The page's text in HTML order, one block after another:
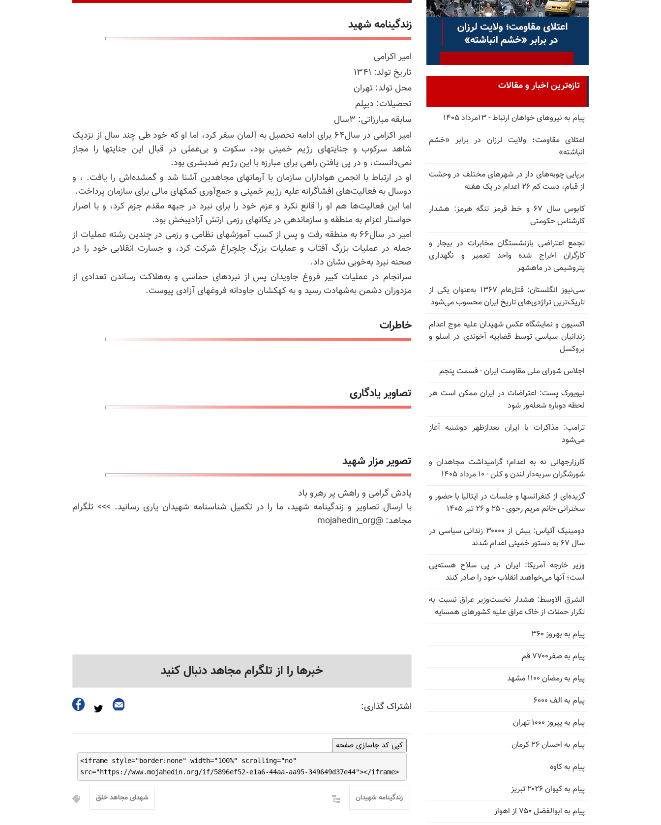
زندگینامه شهید
امیر اکرامی
تاریخ تولد: ۱۳۴۱
محل تولد: تهران
تحصیلات: دیپلم
سابقه مبارزاتی: ۳سال
امیر اکرامی در سال۶۴ برای ادامه تحصیل به آلمان سفر کرد، اما او که خود طی چند سال از نزدیک
شاهد سرکوب و جنایتهای رژیم خمینی بود، سکوت و بی‌عملی در قبال این جنایتها را مجاز
نمی‌دانست، و در پی یافتن راهی برای مبارزه با این رژیم ضدبشری بود.
او در ارتباط با انجمن هواداران سازمان با آرمانهای مجاهدین آشنا شد و گمشده‌اش را یافت. ، و
دو‌سال به فعالیت‌های افشاگرانه علیه رژیم خمینی و جمع‌آوری کمکهای مالی برای سازمان پرداخت.
اما این فعالیت‌ها هم او را قانع نکرد و عزم خود را برای نبرد در جبهه مقدم جزم کرد، و با اصرار
خواستار اعزام به منطقه و سازماندهی در یکانهای رزمی ارتش آزادیبخش بود.
امیر در سال۶۶ به منطقه رفت و پس از کسب آموزشهای نظامی و رزمی در چندین رشته عملیات از
جمله در عملیات بزرگ آفتاب و عملیات بزرگ چلچراغ شرکت کرد، و جسارت انقلابی خود را در
صحنه نبرد به‌خوبی نشان داد.
سرانجام در عملیات کبیر فروغ جاویدان پس از نبردهای حماسی و به‌هلاکت رساندن تعدادی از
مزدوران دشمن به‌شهادت رسید و به کهکشان جاودانه فروغهای آزادی پیوست.
خاطرات
تصاویر یادگاری
تصویر مزار شهید
یادش گرامی و راهش پر رهرو باد
با ارسال تصاویر و زندگینامه شهید، ما را در تکمیل شناسنامه شهیدان یاری رسانید. >>> تلگرام
مجاهد: @mojahedin_org
خبرها را از تلگرام مجاهد دنبال کنید
اشتراک گذاری:
کپی کد جاسازی صفحه
<iframe style="border:none" width="100%" scrolling="no"
src="https://www.mojahedin.org/if/5896ef52-e1a6-44aa-aa95-349649d37e44"></iframe>
شهدای مجاهد خلق زندگینامه شهیدان
تازه‌ترین اخبار و مقالات
پیام به نیروهای خواهان ارتباط - ۱۳مرداد ۱۴۰۵
اعتلای مقاومت؛ ولایت لرزان در برابر «خشم
انباشته»
برپایی چوبه‌های دار در شهرهای مختلف در وحشت
از قیام، دست کم ۲۶ اعدام در یک هفته
کابوس سال ۶۷ و خط قرمز تنگه هرمز: هشدار
کارشناس حکومتی
تجمع اعتراضی بازنشستگان مخابرات در بیجار و
کارگران اخراج شده واحد تعمیر و نگهداری
پتروشیمی در ماهشهر
سی‌نیوز انگلستان: قتل‌عام ۱۳۶۷ به‌عنوان یکی از
تاریک‌ترین تراژدی‌های تاریخ ایران محسوب می‌شود
اکسیون و نمایشگاه عکس شهیدان علیه موج اعدام
زندانیان سیاسی توسط قضاییه آخوندی در اسلو و
بروکسل
اجلاس شورای ملی مقاومت ایران - قسمت پنجم
نیویورک پست: اعتراضات در ایران ممکن است هر
لحظه دوباره شعله‌ور شود
ترامپ: مذاکرات با ایران بعدازظهر دوشنبه آغاز
می‌شود
کارزارجهانی نه به اعدام؛ گرامیداشت مجاهدان و
شورشگران سربه‌دار لندن و کلن - ۱۰ مرداد ۱۴۰۵
گزیده‌ای از کنفرانسها و جلسات در ایتالیا با حضور و
سخنرانی خانم مریم رجوی - ۲۵ و ۲۶ تیر ۱۴۰۵
دومینیک آتیاس: بیش از ۳۰۰۰۰ زندانی سیاسی در
سال ۶۷ به دستور خمینی اعدام شدند
وزیر خارجه آمریکا: ایران در پی سلاح هسته‌یی
است؛ آنها می‌خواهند انقلاب خود را صادر کنند
الشرق الاوسط: هشدار نخست‌وزیر عراق نسبت به
تکرار حملات از خاک عراق علیه کشورهای همسایه
پیام به بهروز ۳۶۰
پیام به صفر۷۷۰۰ قم
پیام به رمضان ۱۱۰۰ مشهد
پیام به الف ۶۰۰۰
پیام به پیروز ۱۰۰۰ تهران
پیام به احسان ۲۶ کرمان
پیام به کاوه
پیام به کیوان ۲۰۲۶ تبریز
پیام به ابوالفضل ۷۵۰ از اهواز